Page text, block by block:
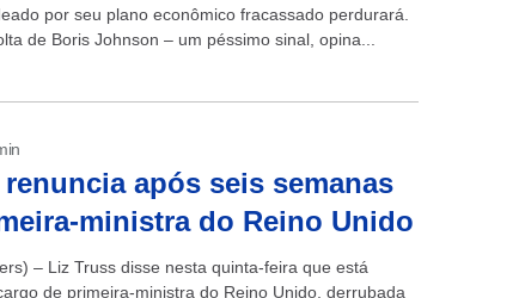
por seu plano econômico fracassado perdurará.
de Boris Johnson – um péssimo sinal, opina...
após seis semanas
ministra do Reino Unido
– Liz Truss disse nesta quinta-feira que está
de primeira-ministra do Reino Unido, derrubada